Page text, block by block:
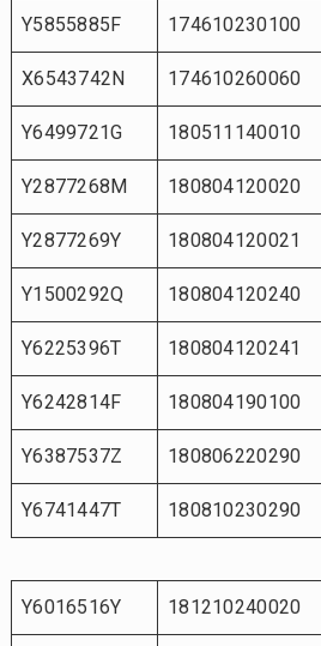
Y5855885F 174610230100
X6543742N 174610260060
Y6499721G 180511140010
Y2877268M 180804120020
Y2877269Y 180804120021
Y1500292Q 180804120240
Y6225396T 180804120241
Y6242814F 180804190100
Y6387537Z 180806220290
Y6741447T 180810230290
Y6016516Y 181210240020